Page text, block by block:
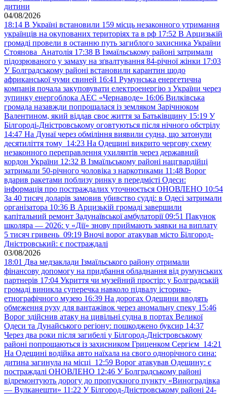
дитини
04/08/2026
18:14 В Україні встановили 159 місць незаконного утримання
українців на окупованих територіях та в рф 17:52 В Арцизькій
громаді провели в останню путь загиблого захисника України
Стоянова Анатолія 17:38 В Ізмаїльському районі затримали
підозрюваного у замаху на зґвалтування 84-річної жінки 17:03
У Болградському районі встановили карантин щодо
африканської чуми свиней 16:41 Румунська енергетична
компанія почала закуповувати електроенергію з України через
зупинку енергоблока АЕС «Чернаводе» 16:06 Вилківська
громада назавжди попрощалася із земляком Зарічнюком
Валентином, який віддав своє життя за Батьківщину 15:19 У
Білгороді-Дністровському оговтуються після нічного обстрілу
14:47 На Дунаї через обміління виявили судна, що затонули
десятиліття тому 14:23 На Одещині викрито чергову схему
незаконного переправлення ухилянтів через державний
кордон України 12:32 В Ізмаїльському районі нацгвардійці
затримали 50-річного чоловіка з наркотиками 11:48 Ворог
вдарив ракетами поблизу ринку в передмісті Одеси:
інформація про постраждалих уточнюється ОНОВЛЕНО 10:54
За 40 тисяч доларів замовив убивство судді: в Одесі затримали
організатора 10:36 В Арцизькій громаді завершили
капітальний ремонт Задунаївської амбулаторії 09:51 Пакунок
школяра — 2026: у «Дії» знову приймають заявки на виплату
5 тисяч гривень 09:19 Вночі ворог атакував місто Білгород-
Дністровський: є постраждалі
03/08/2026
18:01 Два медзаклади Ізмаїльського району отримали
фінансову допомогу на придбання обладнання від румунських
партнерів 17:04 Укриття чи музейний простір: у Болградській
громаді виникла суперечка навколо підвалу історико-
етнографічного музею 16:39 На дорогах Одещини вводять
обмеження руху для вантажівок через аномальну спеку 15:46
Ворог здійснив атаку на цивільні судна в портах Великої
Одеси та Дунайського регіону: пошкоджено буксир 14:37
Через два роки після загибелі у Білгород-Дністровському
районі попрощаються із захисником Гриценком Сергієм 14:21
На Одещині водійка авто наїхала на свого однорічного сина:
дитина загинула на місці 12:59 Ворог атакував Одещину: є
постраждалі ОНОВЛЕНО 12:46 У Болградському районі
відремонтують дорогу до пропускного пункту «Виноградівка
— Вулканешти» 11:22 У Білгород-Дністровському районі 24-